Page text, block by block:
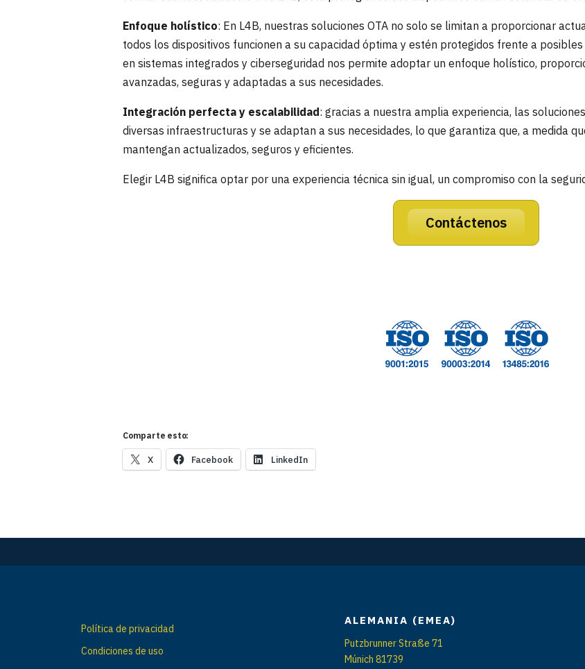
Enfoque holístico: En L4B, nuestras soluciones OTA no solo se limitan a proporcionar
todos los dispositivos funcionen a su capacidad óptima y estén protegidos frente a
en sistemas integrados y ciberseguridad nos permite adoptar un enfoque holístico,
avanzadas, seguras y adaptadas a sus necesidades.
Integración perfecta y escalabilidad: gracias a nuestra amplia experiencia, las
diversas infraestructuras y se adaptan a sus necesidades, lo que garantiza que, a medida
mantengan actualizados, seguros y eficientes.
Elegir L4B significa optar por una experiencia técnica sin igual, un compromiso con la
Contáctenos
Comparte esto:
X Facebook LinkedIn
Política de privacidad
Condiciones de uso
ALEMANIA (EMEA)
Putzbrunner Straße 71
Múnich 81739